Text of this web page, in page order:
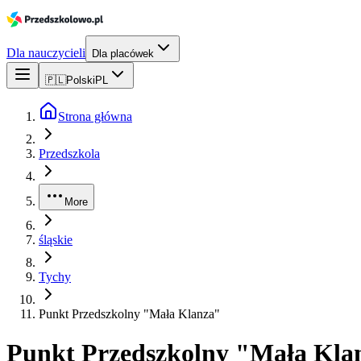
Dla nauczycieli Dla placówek
🇵🇱Polski PL
Strona główna
Przedszkola
More
śląskie
Tychy
Punkt Przedszkolny "Mała Klanza"
Punkt Przedszkolny "Mała